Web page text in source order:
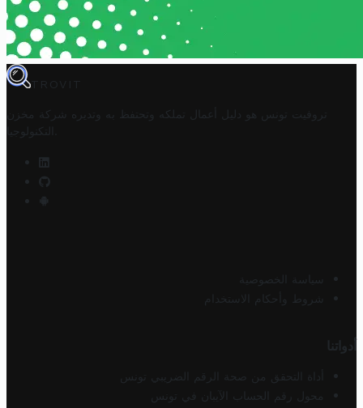
TROVIT
تروفيت تونس هو دليل أعمال تملكه وتحتفظ به وتديره
شركة مخزن
التكنولوجيا
سياسة الخصوصية
شروط وأحكام الاستخدام
أدواتنا
أداة التحقق من صحة الرقم الضريبي تونس
محول رقم الحساب الآيبان في تونس